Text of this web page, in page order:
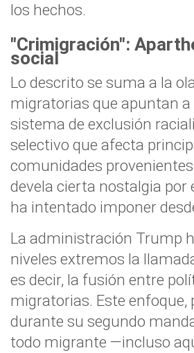
los hechos.
"Crimigración":
social
Lo descrito se suma a la
migratorias que apuntan
sistema de exclusión
selectivo que afecta
comunidades
devela cierta nostalgia por
ha intentado imponer
La administración Trump
niveles extremos la
es decir, la fusión entre
migratorias. Este enfoque,
durante su segundo
todo migrante —incluso